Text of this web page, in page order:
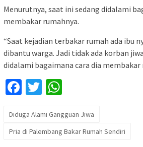
Menurutnya, saat ini sedang didalami
membakar rumahnya.
“Saat kejadian terbakar rumah ada ibu
dibantu warga. Jadi tidak ada korban
didalami bagaimana cara dia membakar
Facebook
Twitter
Diduga Alami Gangguan Jiwa
Pria di Palembang Bakar Rumah Sendiri